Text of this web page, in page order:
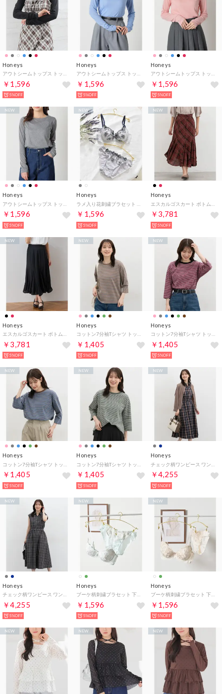
Honeys
￥1,596
5%OFF
Honeys
￥1,596
5%OFF
Honeys
￥1,596
5%OFF
Honeys
￥1,596
NEW
5%OFF
Honeys
￥1,596
NEW
5%OFF
Honeys
￥3,781
NEW
5%OFF
Honeys
￥3,781
NEW
5%OFF
Honeys
￥1,405
NEW
5%OFF
Honeys
￥1,405
NEW
5%OFF
Honeys
￥1,405
NEW
5%OFF
Honeys
￥1,405
NEW
5%OFF
Honeys
￥4,255
NEW
5%OFF
Honeys
￥4,255
NEW
5%OFF
Honeys
￥1,596
NEW
5%OFF
Honeys
ブーケ柄刺繍ブラセット 下着 アンダーウェア ブラセット ラメ入り 刺繍 チュール リボン ラインストーン ソフトワイヤー レディース 【返品不可商品】 （アイボリー）
￥1,596
NEW
5%OFF
NEW NEW NEW